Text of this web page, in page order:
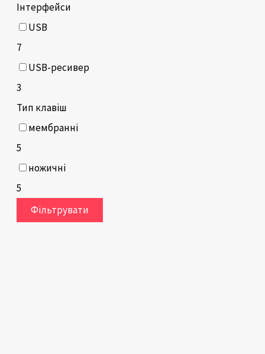
Інтерфейси
USB
7
USB-ресивер
3
Тип клавіш
мембранні
5
ножичні
5
Фільтрувати